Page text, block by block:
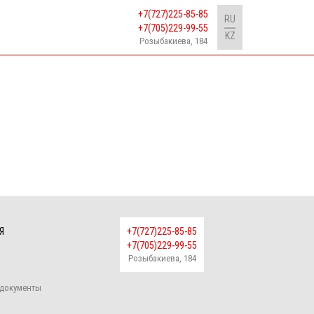
+7(727)225-85-85
+7(705)229-99-55
Розыбакиева, 184
RU
KZ
+7(727)225-85-85
+7(705)229-99-55
Розыбакиева, 184